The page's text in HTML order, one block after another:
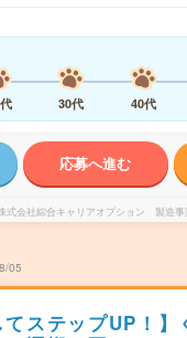
30代 40代
応募へ進む
式会社綜合キャリアオプション 製造事
05
てステップUP！